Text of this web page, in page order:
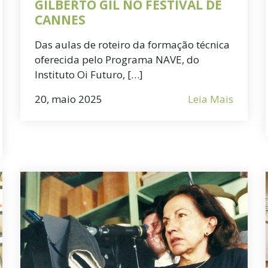
GILBERTO GIL NO FESTIVAL DE
CANNES
Das aulas de roteiro da formação técnica
oferecida pelo Programa NAVE, do
Instituto Oi Futuro, […]
20, maio 2025
Leia Mais